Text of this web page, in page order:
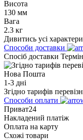
Висота
130 мм
Вага
2.3 кг
Дивитись усі
Способи доставки
Спосіб доставки
Нова Пошта
1-3 дні
Згідно тарифів
Способи оплати
Приват24
Накладений платіж
Оплата на карту
Схожі товари